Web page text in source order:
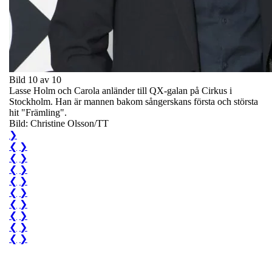
Bild 10 av 10
Lasse Holm och Carola anländer till QX-galan på Cirkus i
Stockholm. Han är mannen bakom sångerskans första och största
hit "Främling".
Bild: Christine Olsson/TT
❯
❮ ❯
❮ ❯
❮ ❯
❮ ❯
❮ ❯
❮ ❯
❮ ❯
❮ ❯
❮ ❯